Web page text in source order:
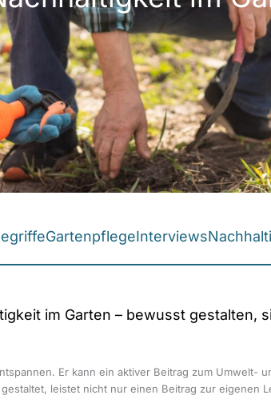
GartenpflegeInterviews
im Garten – bewusst gestalten,
Er kann ein aktiver Beitrag zum Umwelt-
leistet nicht nur einen Beitrag zur eigenen